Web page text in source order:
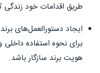
طریق اقدامات خود زندگی
ایجاد دستورالعمل‌های
برای نحوه استفاده داخلی
هویت برند سازگار باشد.